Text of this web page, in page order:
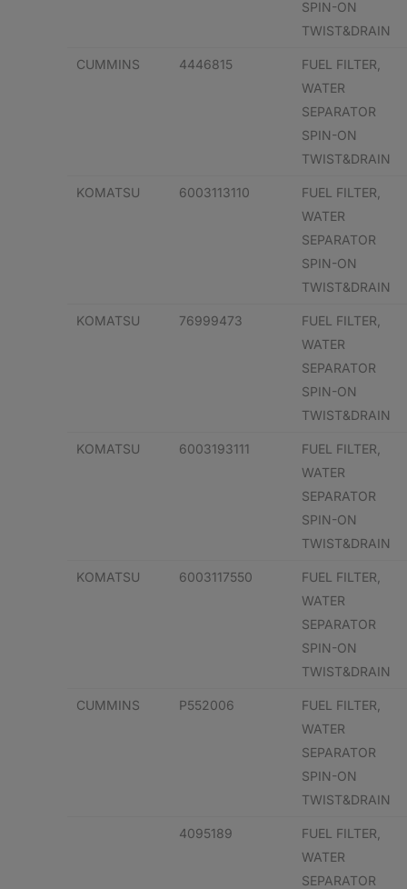
SPIN-ON
TWIST&DRAIN
CUMMINS 4446815
FUEL FILTER,
WATER
SEPARATOR
SPIN-ON
TWIST&DRAIN
KOMATSU 6003113110
FUEL FILTER,
WATER
SEPARATOR
SPIN-ON
TWIST&DRAIN
KOMATSU 76999473
FUEL FILTER,
WATER
SEPARATOR
SPIN-ON
TWIST&DRAIN
KOMATSU 6003193111
FUEL FILTER,
WATER
SEPARATOR
SPIN-ON
TWIST&DRAIN
KOMATSU 6003117550
FUEL FILTER,
WATER
SEPARATOR
SPIN-ON
TWIST&DRAIN
CUMMINS P552006
FUEL FILTER,
WATER
SEPARATOR
SPIN-ON
TWIST&DRAIN
4095189
FUEL FILTER,
WATER
SEPARATOR